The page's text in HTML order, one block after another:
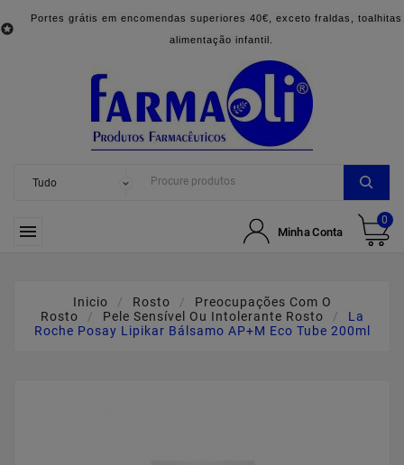

Portes grátis em encomendas superiores 40€, exceto fraldas, toalhitas
alimentação infantil.
 Minha Conta
0
Inicio Rosto
Preocupações Com O
Rosto
Pele Sensível Ou Intolerante Rosto
La
Roche Posay Lipikar Bálsamo AP+M Eco Tube 200ml